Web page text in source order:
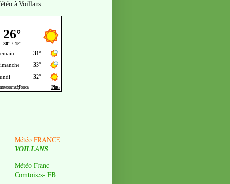
à Voillans
Météo FRANCE
VOILLANS
Météo Franc-
Comtoises- FB